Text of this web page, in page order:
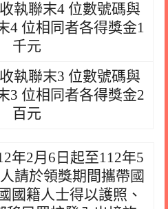
執聯末4 位數號碼與
4 位相同者各得獎金1
千元
執聯末3 位數號碼與
3 位相同者各得獎金2
百元
年2月6日起至112年5
請於領獎期間攜帶國
國籍人士得以護照、